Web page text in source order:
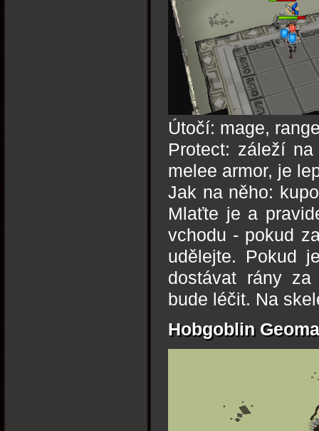
Útočí: mage,
Protect: záleží
melee armor, je
Jak na něho:
Mlaťte je a
vchodu - pokud
udělejte. Pokud
dostávat rány
bude léčit. Na
Hobgoblin